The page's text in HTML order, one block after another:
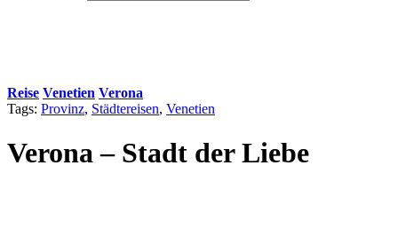
Reise Venetien Verona
Tags: Provinz, Städtereisen, Venetien
Verona – Stadt der Liebe